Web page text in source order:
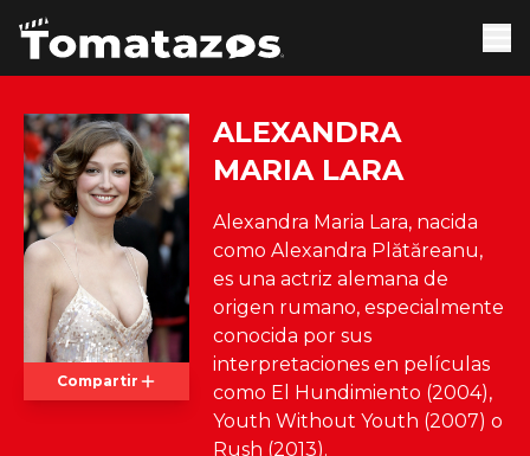
Compartir
ALEXANDRA
MARIA LARA
Alexandra Maria Lara, nacida
como Alexandra Plătăreanu,
es una actriz alemana de
origen rumano, especialmente
conocida por sus
interpretaciones en películas
como El Hundimiento (2004),
Youth Without Youth (2007) o
Rush (2013).